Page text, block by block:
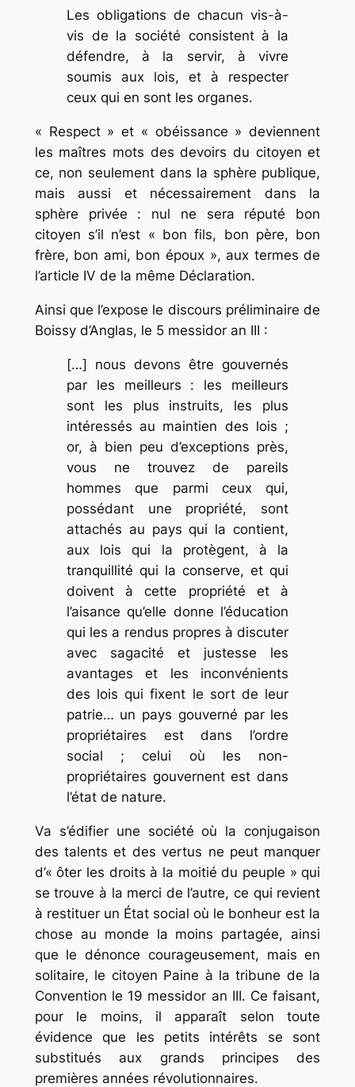
Les obligations de chacun vis-à-
vis de la société consistent à la
défendre, à la servir, à vivre
soumis aux lois, et à respecter
ceux qui en sont les organes.
« Respect » et « obéissance » deviennent
les maîtres mots des devoirs du citoyen et
ce, non seulement dans la sphère publique,
mais aussi et nécessairement dans la
sphère privée : nul ne sera réputé bon
citoyen s’il n’est « bon fils, bon père, bon
frère, bon ami, bon époux », aux termes de
l’article IV de la même Déclaration.
Ainsi que l’expose le discours préliminaire de
Boissy d’Anglas, le 5 messidor an III :
[…] nous devons être gouvernés
par les meilleurs : les meilleurs
sont les plus instruits, les plus
intéressés au maintien des lois ;
or, à bien peu d’exceptions près,
vous ne trouvez de pareils
hommes que parmi ceux qui,
possédant une propriété, sont
attachés au pays qui la contient,
aux lois qui la protègent, à la
tranquillité qui la conserve, et qui
doivent à cette propriété et à
l’aisance qu’elle donne l’éducation
qui les a rendus propres à discuter
avec sagacité et justesse les
avantages et les inconvénients
des lois qui fixent le sort de leur
patrie… un pays gouverné par les
propriétaires est dans l’ordre
social ; celui où les non-
propriétaires gouvernent est dans
l’état de nature.
Va s’édifier une société où la conjugaison
des talents et des vertus ne peut manquer
d’« ôter les droits à la moitié du peuple » qui
se trouve à la merci de l’autre, ce qui revient
à restituer un État social où le bonheur est la
chose au monde la moins partagée, ainsi
que le dénonce courageusement, mais en
solitaire, le citoyen Paine à la tribune de la
Convention le 19 messidor an III. Ce faisant,
pour le moins, il apparaît selon toute
évidence que les petits intérêts se sont
substitués aux grands principes des
premières années révolutionnaires.